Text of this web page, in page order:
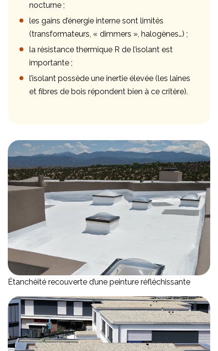
nocturne ;
les gains d’énergie interne sont limités
(transformateurs, « dimmers », halogènes…) ;
la résistance thermique R de l’isolant est
importante ;
l’isolant possède une inertie élevée (les laines
et fibres de bois répondent bien à ce critère).
Étanchéité recouverte d’une peinture réfléchissante